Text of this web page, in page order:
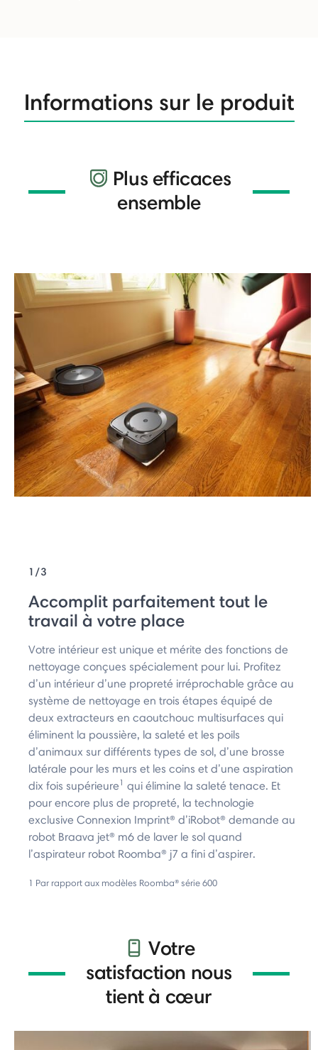
Informations sur le produit
Plus efficaces
ensemble
1/3
Accomplit parfaitement tout le
travail à votre place
Votre intérieur est unique et mérite des fonctions de
nettoyage conçues spécialement pour lui. Profitez
d’un intérieur d’une propreté irréprochable grâce au
système de nettoyage en trois étapes équipé de
deux extracteurs en caoutchouc multisurfaces qui
éliminent la poussière, la saleté et les poils
d’animaux sur différents types de sol, d’une brosse
latérale pour les murs et les coins et d’une aspiration
dix fois supérieure 1 qui élimine la saleté tenace. Et
pour encore plus de propreté, la technologie
exclusive Connexion Imprint® d’iRobot® demande au
robot Braava jet® m6 de laver le sol quand
l’aspirateur robot Roomba® j7 a fini d’aspirer.
1 Par rapport aux modèles Roomba® série 600
Votre
satisfaction nous
tient à cœur